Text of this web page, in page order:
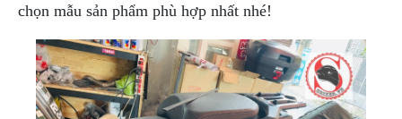
BỘ
VÁ
XE
STOP
AND
GO
chọn mẫu sản phẩm phù hợp nhất nhé!